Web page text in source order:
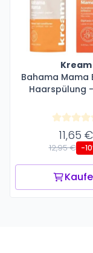
Kream
Bahama Mama
Haarspülung
11,65 €
12,95 € -